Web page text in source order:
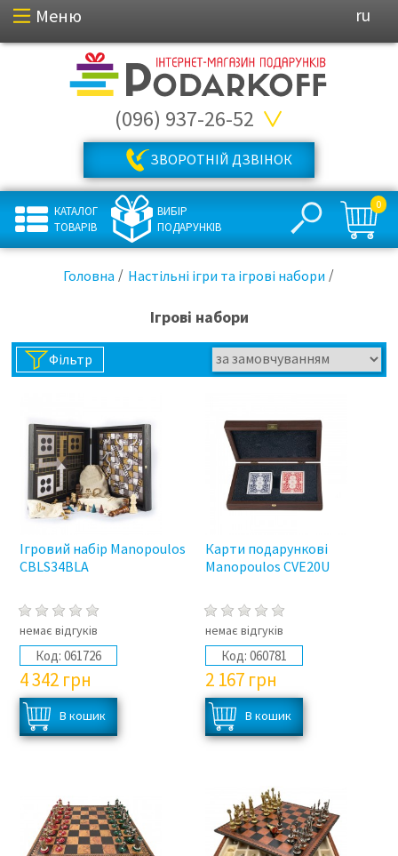
Меню ru
(096) 937-26-52
ЗВОРОТНІЙ ДЗВІНОК
КАТАЛОГ
ТОВАРІВ
ВИБІР
ПОДАРУНКІВ
0
Головна Настільні ігри та ігрові набори
Ігрові набори
Фільтр
Ігровий набір Manopoulos
CBLS34BLA
немає відгуків
Код: 061726
4 342 грн
Карти подарункові
Manopoulos CVE20U
немає відгуків
Код: 060781
2 167 грн